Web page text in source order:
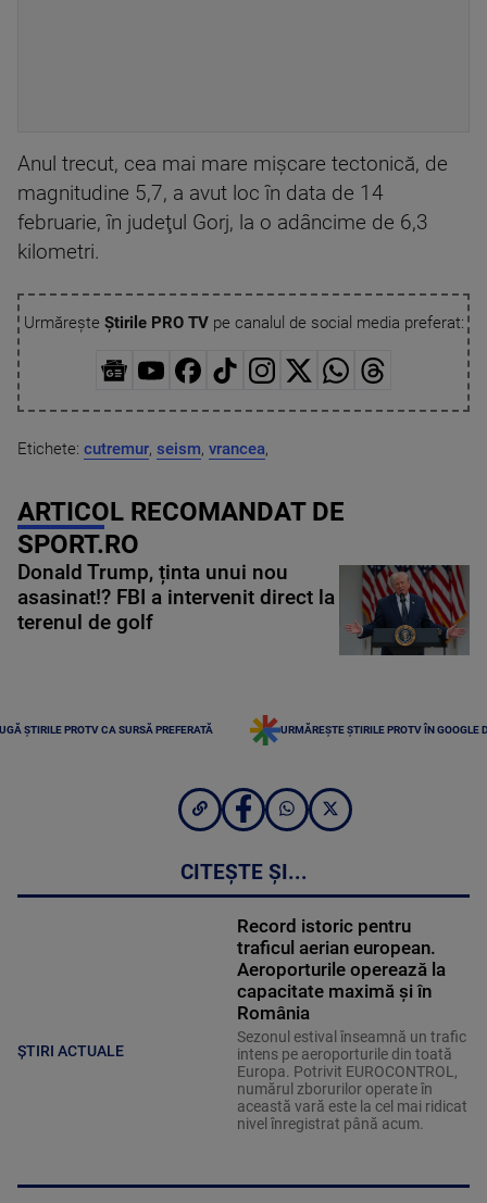
Anul trecut, cea mai mare mişcare tectonică, de
magnitudine 5,7, a avut loc în data de 14
februarie, în judeţul Gorj, la o adâncime de 6,3
kilometri.
Urmărește Știrile PRO TVpe canalul de social media preferat:
Etichete: cutremur, seism, vrancea,
ARTICOL RECOMANDAT DE
SPORT.RO
Donald Trump, ținta unui nou
asasinat!? FBI a intervenit direct la
terenul de golf
ȘTIRILE PROTV CA SURSĂ PREFERATĂ URMĂREȘTE ȘTIRILE PROTV ÎN GOOGLE
CITEȘTE ȘI...
ȘTIRI ACTUALE
Record istoric pentru
traficul aerian european.
Aeroporturile operează la
capacitate maximă și în
România
Sezonul estival înseamnă un trafic
intens pe aeroporturile din toată
Europa. Potrivit EUROCONTROL,
numărul zborurilor operate în
această vară este la cel mai ridicat
nivel înregistrat până acum.